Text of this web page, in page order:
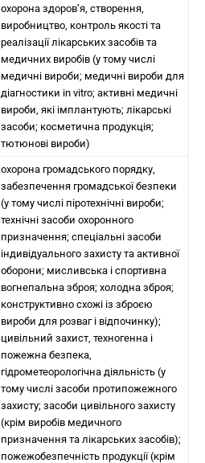
охорона здоров’я, створення,
виробництво, контроль якості та
реалізації лікарських засобів та
медичних виробів (у тому числі
медичні вироби; медичні вироби для
діагностики in vitro; активні медичні
вироби, які імплантують; лікарські
засоби; косметична продукція;
тютюнові вироби)
охорона громадського порядку,
забезпечення громадської безпеки
(у тому числі піротехнічні вироби;
технічні засоби охоронного
призначення; спеціальні засоби
індивідуального захисту та активної
оборони; мисливська і спортивна
вогнепальна зброя; холодна зброя;
конструктивно схожі із зброєю
вироби для розваг і відпочинку);
цивільний захист, техногенна і
пожежна безпека,
гідрометеорологічна діяльність (у
тому числі засоби протипожежного
захисту; засоби цивільного захисту
(крім виробів медичного
призначення та лікарських засобів);
пожежобезпечність продукції (крім